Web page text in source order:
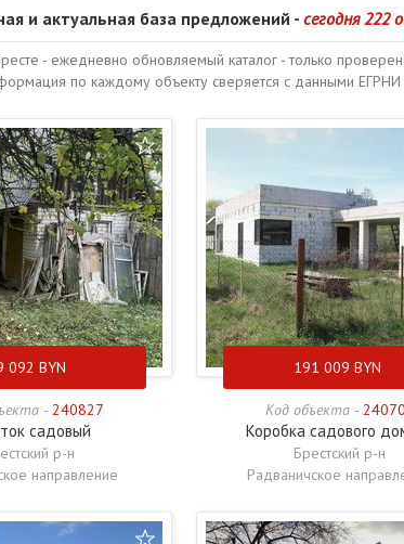
и актуальная база предложений - сегодня 222
- ежедневно обновляемый каталог - только
по каждому объекту сверяется с данными
092 BYN
- 240827
садовый
р-н
направление
191 009 BYN
Код объекта -
Коробка садового
Брестский р-н
Радваничское